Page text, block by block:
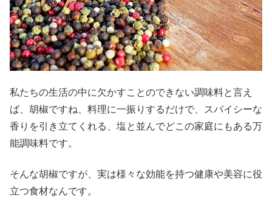
私たちの生活の中に欠かすことのできない調味料と言え
ば、胡椒ですね、料理に一振りするだけで、スパイシーな
香りを引き立てくれる、塩と並んでどこの家庭にもある万
能調味料です。
そんな胡椒ですが、実は様々な効能を持つ健康や美容に役
立つ食材なんです。